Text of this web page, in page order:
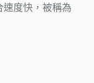
度快，被稱為